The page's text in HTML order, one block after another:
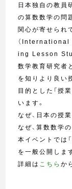
日本独自の教員
の算数数学の問
関心が寄せられ
（
ing Lesson
数学教育研究者
を知りより良い
目的とした「授
います。
なぜ、日本の授
なぜ、算数数学
本イベントでは
を一般公開します
詳細は こちらか